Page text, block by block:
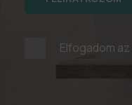
Elfogadom az